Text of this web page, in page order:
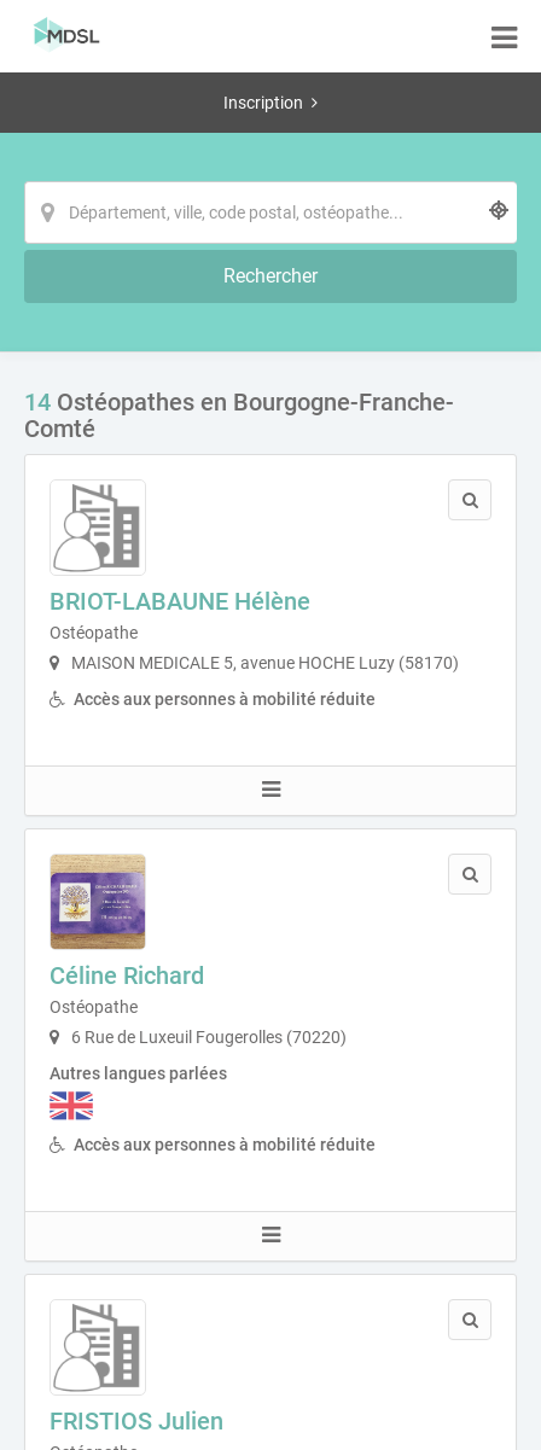
Inscription
Rechercher
14 Ostéopathes en Bourgogne-Franche-
Comté
BRIOT-LABAUNE Hélène
Ostéopathe
MAISON MEDICALE 5, avenue HOCHE Luzy (58170)
Accès aux personnes à mobilité réduite
Céline Richard
Ostéopathe
6 Rue de Luxeuil Fougerolles (70220)
Autres langues parlées
Accès aux personnes à mobilité réduite
FRISTIOS Julien